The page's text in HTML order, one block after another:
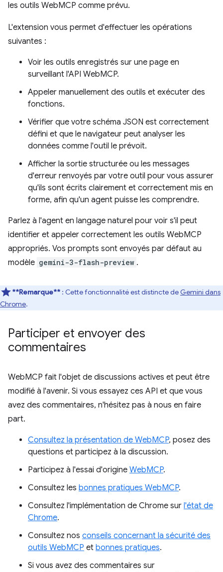
les outils WebMCP comme prévu.
L'extension vous permet d'effectuer les opérations
suivantes :
Voir les outils enregistrés sur une page en
surveillant l'API WebMCP.
Appeler manuellement des outils et exécuter des
fonctions.
Vérifier que votre schéma JSON est correctement
défini et que le navigateur peut analyser les
données comme l'outil le prévoit.
Afficher la sortie structurée ou les messages
d'erreur renvoyés par votre outil pour vous assurer
qu'ils sont écrits clairement et correctement mis en
forme, afin qu'un agent puisse les comprendre.
Parlez à l'agent en langage naturel pour voir s'il peut
identifier et appeler correctement les outils WebMCP
appropriés. Vos prompts sont envoyés par défaut au
modèle gemini-3-flash-preview .
**Remarque** : Cette fonctionnalité est distincte de Gemini dans
Chrome.
Participer et envoyer des
commentaires
WebMCP fait l'objet de discussions actives et peut être
modifié à l'avenir. Si vous essayez ces API et que vous
avez des commentaires, n'hésitez pas à nous en faire
part.
Consultez la présentation de WebMCP, posez des
questions et participez à la discussion.
Participez à l'essai d'origine WebMCP.
Consultez les bonnes pratiques WebMCP.
Consultez l'implémentation de Chrome sur l'état de
Chrome.
Consultez nos conseils concernant la sécurité des
outils WebMCP et bonnes pratiques.
Si vous avez des commentaires sur